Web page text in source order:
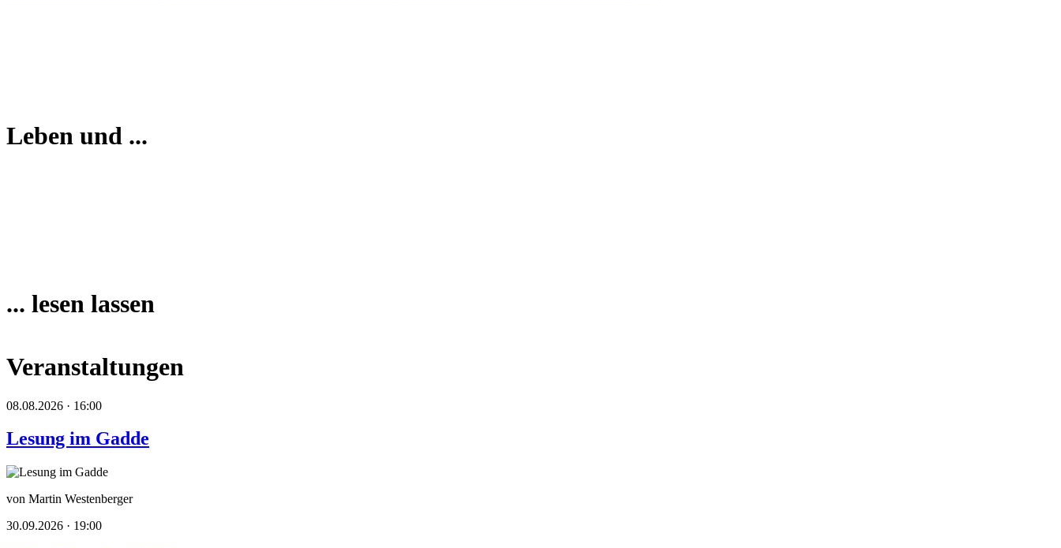
Leben und ...
... lesen lassen
Veranstaltungen
08.08.2026 · 16:00
Lesung im Gadde
von Martin Westenberger
30.09.2026 · 19:00